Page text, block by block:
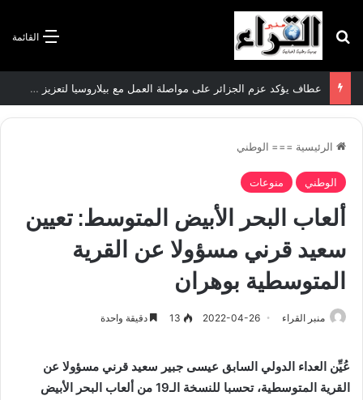
القائمة بحث عن
عطاف يؤكد عزم الجزائر على مواصلة العمل مع بيلاروسيا لتعزيز العلاقات الثنائية
الرئيسية === الوطني
الوطني منوعات
ألعاب البحر الأبيض المتوسط: تعيين
سعيد قرني مسؤولا عن القرية
المتوسطية بوهران
منبر القراء 2022-04-26
13 دقيقة واحدة
عُيِّن العداء الدولي السابق عيسى جبير سعيد قرني مسؤولا عن
القرية المتوسطية، تحسبا للنسخة الـ19 من ألعاب البحر الأبيض